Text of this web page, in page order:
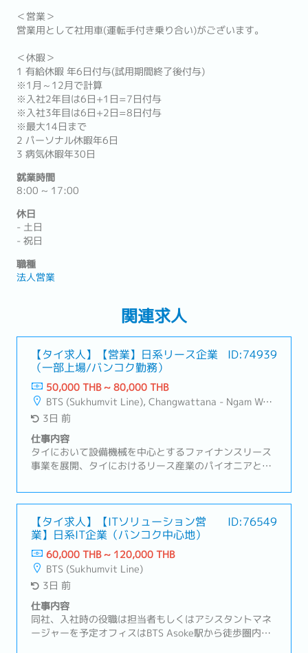
＜営業＞
営業用として社用車(運転手付き乗り合い)がございます。
＜休暇＞
1 有給休暇 年6日付与(試用期間終了後付与)
※1月～12月で計算
※入社2年目は6日+1日=7日付与
※入社3年目は6日+2日=8日付与
※最大14日まで
2 パーソナル休暇年6日
3 病気休暇年30日
就業時間
8:00 ~ 17:00
休日
- 土日
- 祝日
職種
法人営業
関連求人
【タイ求人】【営業】日系リース企業
（一部上場/バンコク勤務）
ID:74939
50,000 THB ~ 80,000 THB
BTS (Sukhumvit Line), Changwattana - Ngam Wong Wan, Lat Phrao, Din Daeng/Vibhavadi/Don Muang, Sai Mai
3日 前
仕事内容
タイにおいて設備機械を中心とするファイナンスリース
事業を展開、タイにおけるリース産業のパイオニアとし
客様の利便性向上のために、各種ファイナンスサービス
の拡大を図っております。【業務内容】・新規および既
存顧客へのアプローチ（電話・メール・訪問）・日系企
業向けの営業・サポート業務・顧客ニーズのヒアリング
および最適なサービス・商品の提案・見積書の作成およ
び価格・契約条件の交渉・受注後の各種手続き（書類回
収、社内連携、納品までの進行管理）・顧客との関係構
築および継続的なフォローアップ・与信申請および関連
書類の作成・社内関係部署と顧客間の調整業務・売上目
標（KPI）の達成・顧客満足度の維持・向上および問題発
生時の迅速な対応
【タイ求人】【ITソリューション営
業】日系IT企業（バンコク中心地）
ID:76549
60,000 THB ~ 120,000 THB
BTS (Sukhumvit Line)
3日 前
仕事内容
同社、入社時の役職は担当者もしくはアシスタントマネ
ージャーを予定オフィスはBTS Asoke駅から徒歩圏内